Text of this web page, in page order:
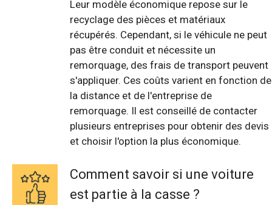
Leur modèle économique repose sur le
recyclage des pièces et matériaux
récupérés. Cependant, si le véhicule ne peut
pas être conduit et nécessite un
remorquage, des frais de transport peuvent
s'appliquer. Ces coûts varient en fonction de
la distance et de l'entreprise de
remorquage. Il est conseillé de contacter
plusieurs entreprises pour obtenir des devis
et choisir l'option la plus économique.
Comment savoir si une voiture
est partie à la casse ?